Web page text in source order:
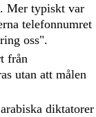
Mer typiskt var
telefonnumret
oss".
från
utan att målen
diktatorer